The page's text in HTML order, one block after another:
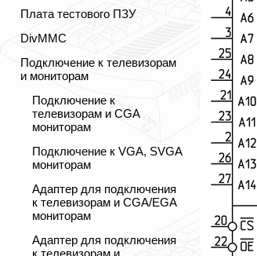
Плата тестового ПЗУ
DivMMC
Подключение к телевизорам
и мониторам
Подключение к
телевизорам и CGA
мониторам
Подключение к VGA, SVGA
мониторам
Адаптер для подключения
к телевизорам и CGA/EGA
мониторам
Адаптер для подключения
к телевизорам и